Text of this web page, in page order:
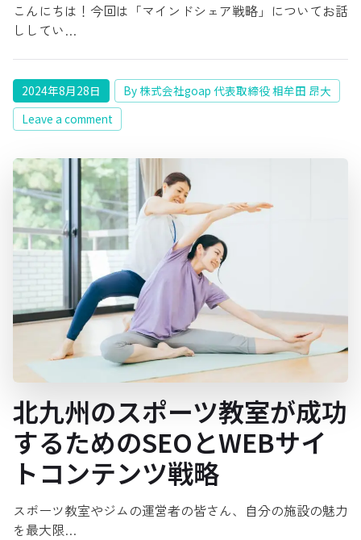
こんにちは！今回は「マインドシェア戦略」についてお話
ししてい…
2024年8月28日
By 株式会社goap 代表取締役 相牟田 昂大
Leave a comment
北九州のスポーツ教室が成功
するためのSEOとWEBサイ
トコンテンツ戦略
スポーツ教室やジムの運営者の皆さん、自分の施設の魅力
を最大限…